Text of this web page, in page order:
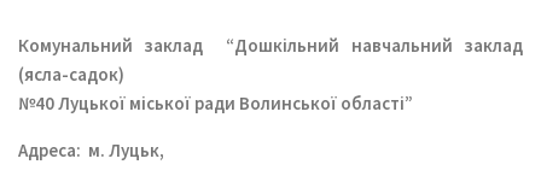
Комунальний заклад
“Дошкільний навчальний заклад
(ясла-садок)
№40 Луцької міської ради Волинської області”
Aдреса: м. Луцьк,